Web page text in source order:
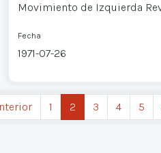
Movimiento de Izquierda
Fecha
1971-07-26
1 2 3 4 5